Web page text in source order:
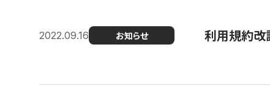
2022.09.16 お知らせ 利用規約改